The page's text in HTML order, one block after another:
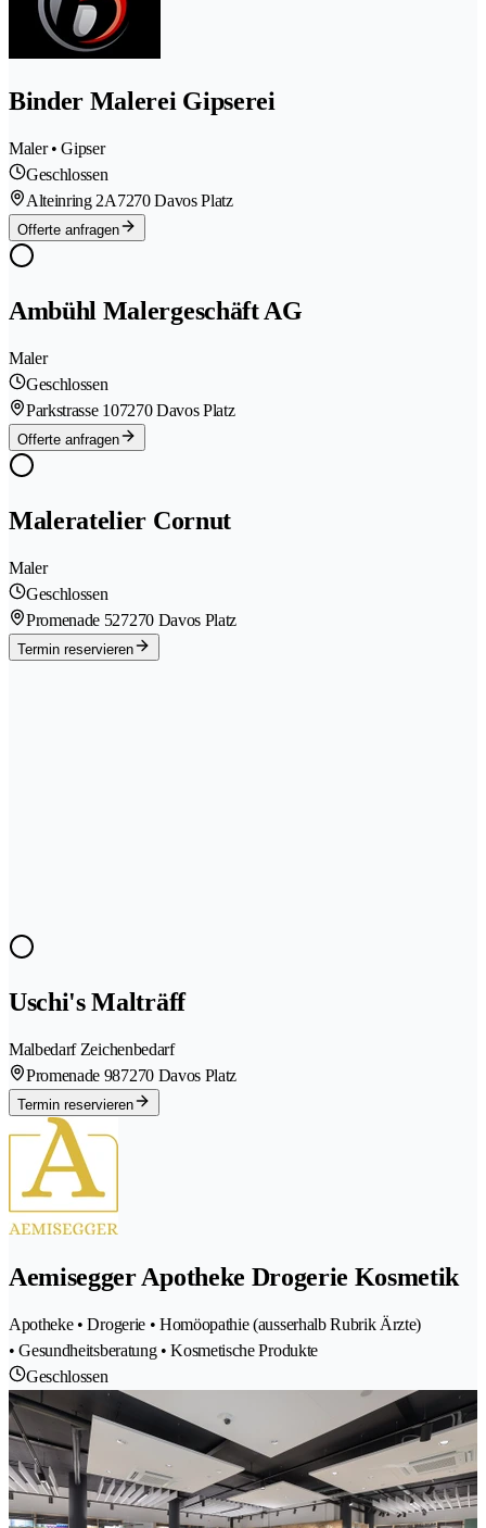
Binder Malerei Gipserei
Maler • Gipser
Geschlossen
Alteinring 2A7270 Davos Platz
Offerte anfragen
Ambühl Malergeschäft AG
Maler
Geschlossen
Parkstrasse 107270 Davos Platz
Offerte anfragen
Maleratelier Cornut
Maler
Geschlossen
Promenade 527270 Davos Platz
Termin reservieren
Uschi's Malträff
Malbedarf Zeichenbedarf
Promenade 987270 Davos Platz
Termin reservieren
Aemisegger Apotheke Drogerie Kosmetik
Apotheke • Drogerie • Homöopathie (ausserhalb Rubrik Ärzte)
• Gesundheitsberatung • Kosmetische Produkte
Geschlossen